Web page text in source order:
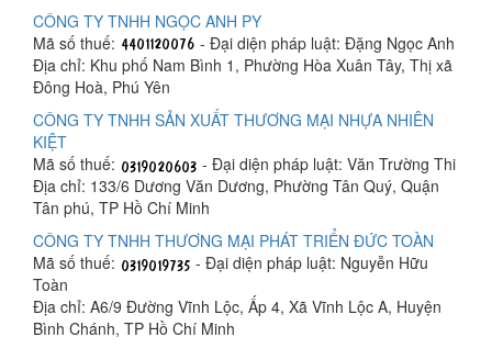
CÔNG TY TNHH NGỌC ANH PY
Mã số thuế:
- Đại diện pháp luật: Đặng Ngọc Anh
Địa chỉ: Khu phố Nam Bình 1, Phường Hòa Xuân Tây, Thị xã
Đông Hoà, Phú Yên
CÔNG TY TNHH SẢN XUẤT THƯƠNG MẠI NHỰA NHIÊN
KIỆT
Mã số thuế:
- Đại diện pháp luật: Văn Trường Thi
Địa chỉ: 133/6 Dương Văn Dương, Phường Tân Quý, Quận
Tân phú, TP Hồ Chí Minh
CÔNG TY TNHH THƯƠNG MẠI PHÁT TRIỂN ĐỨC TOÀN
Mã số thuế:
- Đại diện pháp luật: Nguyễn Hữu
Toàn
Địa chỉ: A6/9 Đường Vĩnh Lộc, Ấp 4, Xã Vĩnh Lộc A, Huyện
Bình Chánh, TP Hồ Chí Minh